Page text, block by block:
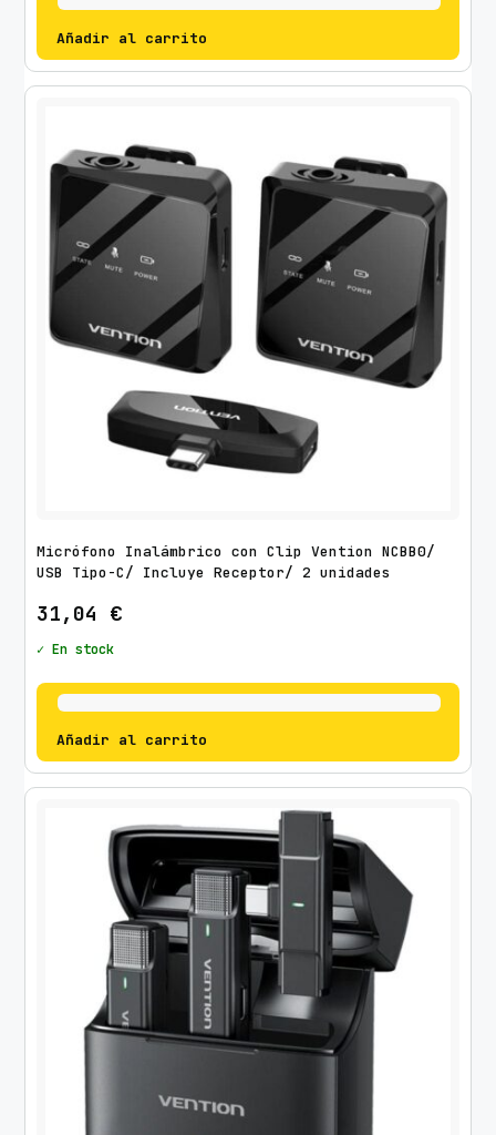
Añadir al carrito
Micrófono Inalámbrico con Clip Vention NCBB0/
USB Tipo-C/ Incluye Receptor/ 2 unidades
31,04 €
✓ En stock
Añadir al carrito